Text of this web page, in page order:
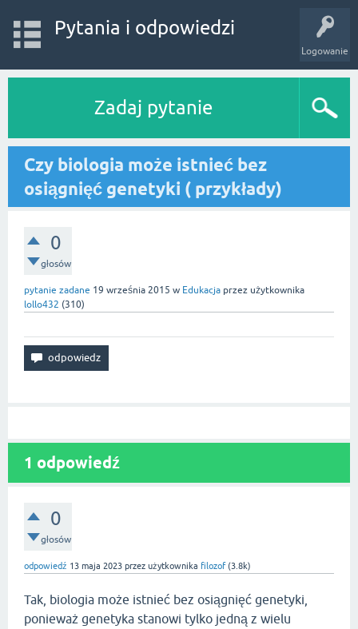
Logowanie
Pytania i odpowiedzi
Zadaj pytanie
Czy biologia może istnieć bez
osiągnięć genetyki ( przykłady)
0
głosów
pytanie zadane 19 września 2015 w Edukacja przez użytkownika
lollo432 (310)
1 odpowiedź
0
głosów
odpowiedź 13 maja 2023 przez użytkownika filozof (3.8k)
Tak, biologia może istnieć bez osiągnięć genetyki,
ponieważ genetyka stanowi tylko jedną z wielu